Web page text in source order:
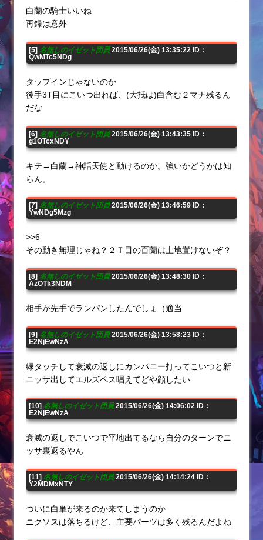
白蘭の騎士いいね
再録は意外
[5] 名無しのイゼット団員2015/06/26(金) 13:35:22 ID：
QwMTc5NDg
タップインじゃないのか
後手3T目にこいつ出れば、(大抵は)白含む２マナ残るん
だな
[6] 名無しのイゼット団員2015/06/26(金) 13:43:35 ID：
g1OTcxNDY
キテ→白蘭→神話天使と動けるのか。強いかどうかは知
らん。
[7] 名無しのイゼット団員2015/06/26(金) 13:46:59 ID：
YwNDg5Mzg
>>6
その動き無理じゃね？２Ｔ目の百蘭は土地置けないぞ？
[8] 名無しのイゼット団員2015/06/26(金) 13:48:30 ID：
AzOTk3NDM
相手が先手でランパンしたんでしょ（適当
[9] 名無しのイゼット団員2015/06/26(金) 13:58:23 ID：
E2NjEwNzA
緑タッチして衰滅の返しにカンパニー打ってこいつと新
ニッサ出してエルズペス唱えてどや顔したい
[10] 名無しのイゼット団員2015/06/26(金) 14:06:02 ID：
E2NjEwNzA
衰滅の返しでこいつで平地出てるなら自分のターンでニ
ッサ裏返るやん
[11] 名無しのイゼット団員2015/06/26(金) 14:14:24 ID：
Y2MDMxNTY
ついに白単が来るのか来てしまうのか
ニクソスは落ちるけど、主要パーツは多く残るんだよね